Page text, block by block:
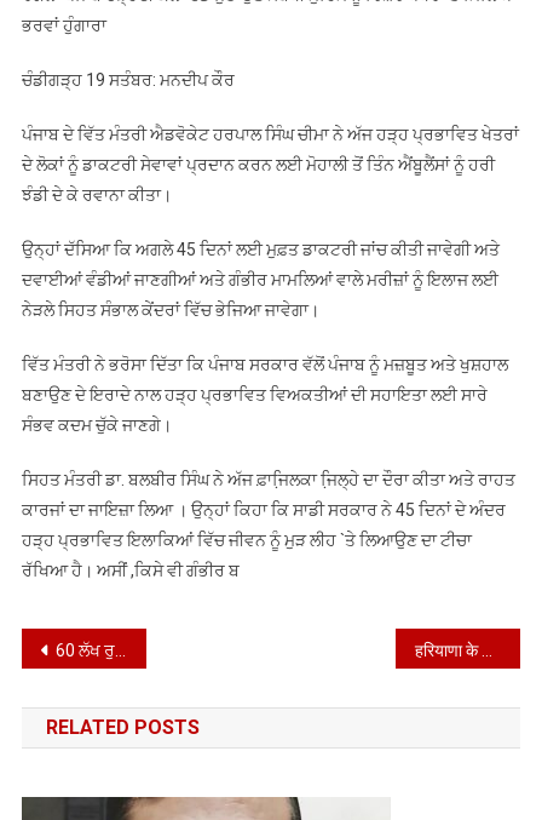
ਵਿਸ਼ਵ
`ਤੇ
ਮਿਲਿਆ
ਭਰਵਾਂ ਹੁੰਗਾਰਾ
ਚੰਡੀਗੜ੍ਹ 19 ਸਤੰਬਰ: ਮਨਦੀਪ ਕੌਰ
ਪੰਜਾਬ ਦੇ ਵਿੱਤ ਮੰਤਰੀ ਐਡਵੋਕੇਟ ਹਰਪਾਲ ਸਿੰਘ ਚੀਮਾ ਨੇ ਅੱਜ ਹੜ੍ਹ ਪ੍ਰਭਾਵਿਤ ਖੇਤਰਾਂ
ਦੇ ਲੋਕਾਂ ਨੂੰ ਡਾਕਟਰੀ ਸੇਵਾਵਾਂ ਪ੍ਰਦਾਨ ਕਰਨ ਲਈ ਮੋਹਾਲੀ ਤੋਂ ਤਿੰਨ ਐਂਬੂਲੈਂਸਾਂ ਨੂੰ ਹਰੀ
ਝੰਡੀ ਦੇ ਕੇ ਰਵਾਨਾ ਕੀਤਾ।
ਉਨ੍ਹਾਂ ਦੱਸਿਆ ਕਿ ਅਗਲੇ 45 ਦਿਨਾਂ ਲਈ ਮੁਫ਼ਤ ਡਾਕਟਰੀ ਜਾਂਚ ਕੀਤੀ ਜਾਵੇਗੀ ਅਤੇ
ਦਵਾਈਆਂ ਵੰਡੀਆਂ ਜਾਣਗੀਆਂ ਅਤੇ ਗੰਭੀਰ ਮਾਮਲਿਆਂ ਵਾਲੇ ਮਰੀਜ਼ਾਂ ਨੂੰ ਇਲਾਜ ਲਈ
ਨੇੜਲੇ ਸਿਹਤ ਸੰਭਾਲ ਕੇਂਦਰਾਂ ਵਿੱਚ ਭੇਜਿਆ ਜਾਵੇਗਾ।
ਵਿੱਤ ਮੰਤਰੀ ਨੇ ਭਰੋਸਾ ਦਿੱਤਾ ਕਿ ਪੰਜਾਬ ਸਰਕਾਰ ਵੱਲੋਂ ਪੰਜਾਬ ਨੂੰ ਮਜ਼ਬੂਤ ਅਤੇ ਖੁਸ਼ਹਾਲ
ਬਣਾਉਣ ਦੇ ਇਰਾਦੇ ਨਾਲ ਹੜ੍ਹ ਪ੍ਰਭਾਵਿਤ ਵਿਅਕਤੀਆਂ ਦੀ ਸਹਾਇਤਾ ਲਈ ਸਾਰੇ
ਸੰਭਵ ਕਦਮ ਚੁੱਕੇ ਜਾਣਗੇ।
ਸਿਹਤ ਮੰਤਰੀ ਡਾ. ਬਲਬੀਰ ਸਿੰਘ ਨੇ ਅੱਜ ਫ਼ਾਜਿ਼ਲਕਾ ਜਿ਼ਲ੍ਹੇ ਦਾ ਦੌਰਾ ਕੀਤਾ ਅਤੇ ਰਾਹਤ
ਕਾਰਜਾਂ ਦਾ ਜਾਇਜ਼ਾ ਲਿਆ । ਉਨ੍ਹਾਂ ਕਿਹਾ ਕਿ ਸਾਡੀ ਸਰਕਾਰ ਨੇ 45 ਦਿਨਾਂ ਦੇ ਅੰਦਰ
ਹੜ੍ਹ ਪ੍ਰਭਾਵਿਤ ਇਲਾਕਿਆਂ ਵਿੱਚ ਜੀਵਨ ਨੂੰ ਮੁੜ ਲੀਹ `ਤੇ ਲਿਆਉਣ ਦਾ ਟੀਚਾ
ਰੱਖਿਆ ਹੈ। ਅਸੀਂ ,ਕਿਸੇ ਵੀ ਗੰਭੀਰ ਬ
Post
navigation
60 ਲੱਖ ਰੁਪਏ ਦੀ ਲਾਗਤ ਨਾਲ ਬਣੀ ਸੜਕ हरियाणा के राज्यपाल ने करनाल में पीएचसी का किया दौरा
RELATED POSTS